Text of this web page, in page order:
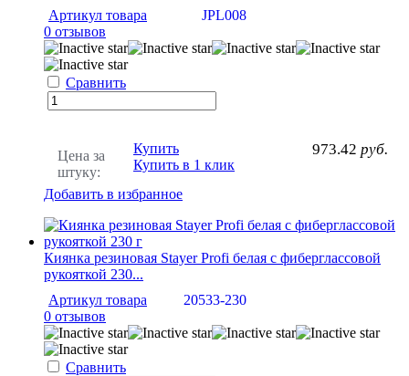
Артикул товара
JPL008
0 отзывов
Сравнить
Цена за
штуку:
973.42 руб.
Купить
Купить в 1 клик
Добавить в избранное
Киянка резиновая Stayer Profi белая с фиберглассовой
рукояткой 230...
Артикул товара
20533-230
0 отзывов
Сравнить